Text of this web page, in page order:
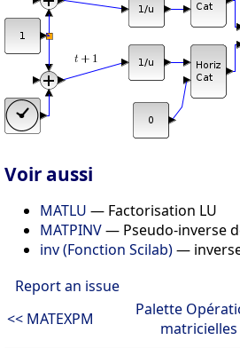
Voir aussi
MATLU — Factorisation LU
MATPINV— Pseudo-inverse
inv (Fonction Scilab)—
Report an issue
<< MATEXPM
Palette
matricielles